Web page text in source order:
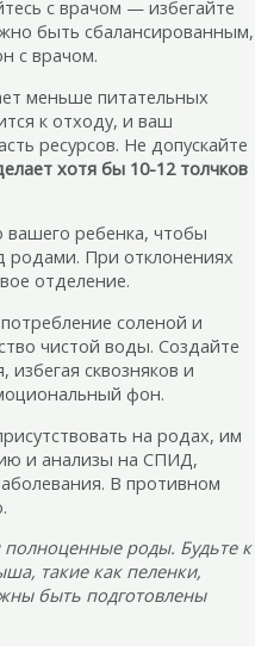
с врачом — избегайте
быть сбалансированным,
с врачом.
меньше питательных
к отходу, и ваш
ресурсов. Не допускайте
хотя бы 10-12 толчков
вашего ребенка, чтобы
родами. При отклонениях
отделение.
соленой и
чистой воды. Создайте
сквозняков и
фон.
на родах, им
и анализы на СПИД,
В противном
полноценные роды. Будьте к
такие как пеленки,
быть подготовлены